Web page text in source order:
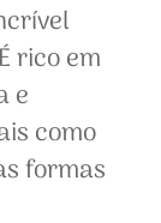
rico em
e
como
formas